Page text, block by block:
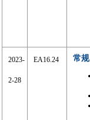
2023-
2-28
EA16.24 常规